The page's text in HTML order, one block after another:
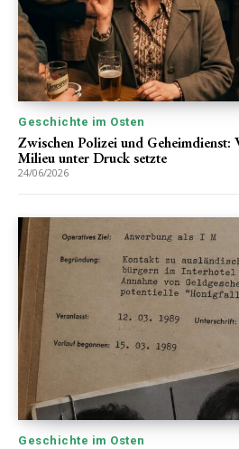
Geschichte im Osten
Zwischen Polizei und Geheimdienst:
Milieu unter Druck setzte
24/06/2026
Geschichte im Osten